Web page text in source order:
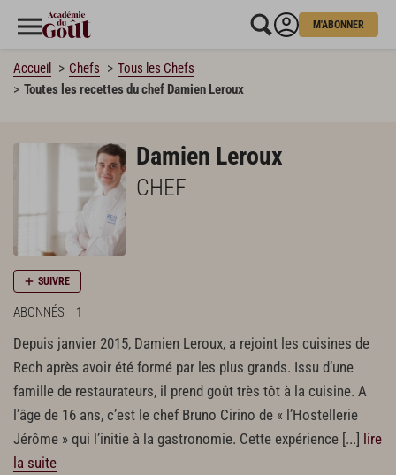
M'ABONNER
Accueil Chefs
Tous les Chefs
Toutes les recettes du chef Damien Leroux
Damien Leroux
CHEF
SUIVRE
ABONNÉS 1
Depuis janvier 2015, Damien Leroux, a rejoint les cuisines de
Rech après avoir été formé par les plus grands. Issu d’une
famille de restaurateurs, il prend goût très tôt à la cuisine. A
l’âge de 16 ans, c’est le chef Bruno Cirino de « l’Hostellerie
Jérôme » qui l’initie à la gastronomie. Cette expérience [...]
lire
la suite